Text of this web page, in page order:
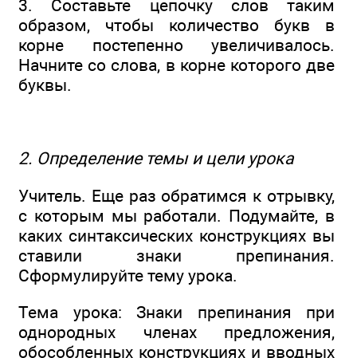
3. Составьте цепочку слов таким
образом, чтобы количество букв в
корне постепенно увеличивалось.
Начните со слова, в корне которого две
буквы.
2. Определение темы и цели урока
Учитель. Еще раз обратимся к отрывку,
с которым мы работали. Подумайте, в
каких синтаксических конструкциях вы
ставили знаки препинания.
Сформулируйте тему урока.
Тема урока: Знаки препинания при
однородных членах предложения,
обособленных конструкциях и вводных